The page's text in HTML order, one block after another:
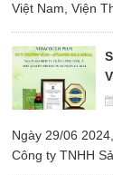
Việt Nam, Viện
và hiệu quả, góp
Ngày 29/06
Công ty TNHH Sản Xuất và Thương Mại NIHA, đã vinh dự đạt Huy